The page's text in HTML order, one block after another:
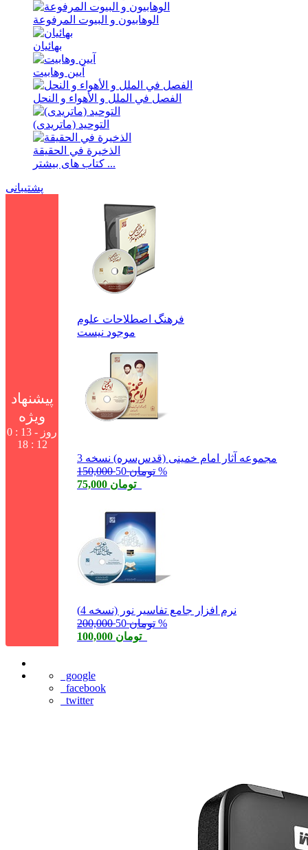
الوهابیون و البیوت المرفوعة
بهائیان
آیین وهابیت
الفصل في الملل و الأهواء و النحل
التوحید (ماتریدی)
الذخیرة في الحقیقة
کتاب های بیشتر ...
پشتیبانی
پیشنهاد
ویژه
0 روز - 12 :
12 : 18
فرهنگ اصطلاحات علوم
موجود نیست
مجموعه آثار امام خمینی (‌قدس‌سره) نسخه 3
150,000 تومان 50 %
75,000 تومان
نرم افزار جامع تفاسیر نور (نسخه 4)
200,000 تومان 50 %
100,000 تومان
google
facebook
twitter